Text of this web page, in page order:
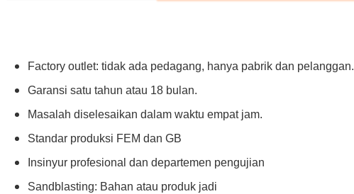
Factory outlet: tidak ada pedagang, hanya pabrik dan pelanggan.
Garansi satu tahun atau 18 bulan.
Masalah diselesaikan dalam waktu empat jam.
Standar produksi FEM dan GB
Insinyur profesional dan departemen pengujian
Sandblasting: Bahan atau produk jadi